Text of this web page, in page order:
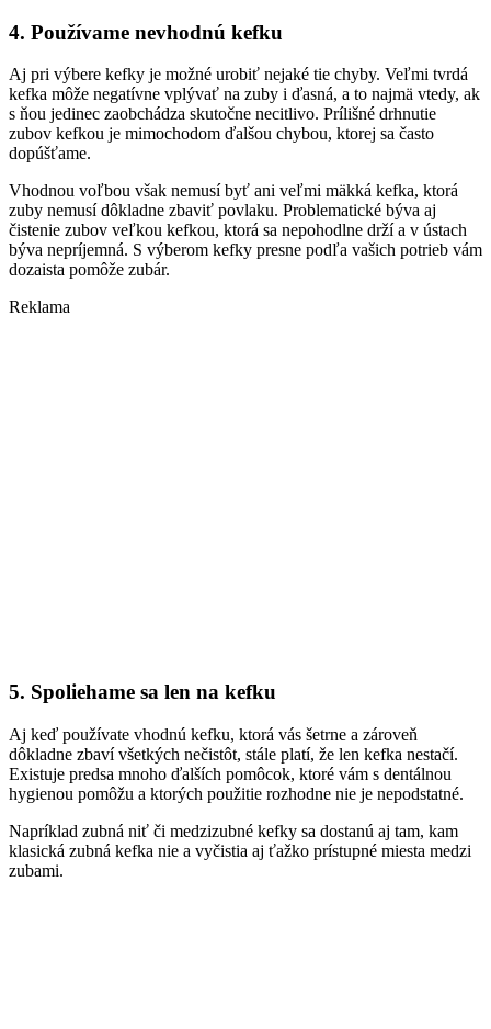
4. Používame nevhodnú kefku
Aj pri výbere kefky je možné urobiť nejaké tie chyby. Veľmi tvrdá
kefka môže negatívne vplývať na zuby i ďasná, a to najmä vtedy, ak
s ňou jedinec zaobchádza skutočne necitlivo. Prílišné drhnutie
zubov kefkou je mimochodom ďalšou chybou, ktorej sa často
dopúšťame.
Vhodnou voľbou však nemusí byť ani veľmi mäkká kefka, ktorá
zuby nemusí dôkladne zbaviť povlaku. Problematické býva aj
čistenie zubov veľkou kefkou, ktorá sa nepohodlne drží a v ústach
býva nepríjemná. S výberom kefky presne podľa vašich potrieb vám
dozaista pomôže zubár.
Reklama
5. Spoliehame sa len na kefku
Aj keď používate vhodnú kefku, ktorá vás šetrne a zároveň
dôkladne zbaví všetkých nečistôt, stále platí, že len kefka nestačí.
Existuje predsa mnoho ďalších pomôcok, ktoré vám s dentálnou
hygienou pomôžu a ktorých použitie rozhodne nie je nepodstatné.
Napríklad zubná niť či medzizubné kefky sa dostanú aj tam, kam
klasická zubná kefka nie a vyčistia aj ťažko prístupné miesta medzi
zubami.